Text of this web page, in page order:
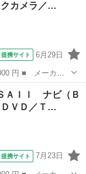
クカメラ／…
提携サイト 6月29日
： １．０ＣＬ
／ＥＴＣ／社外
ＡＩＩ ナビ（Ｂ
ＤＶＤ／Ｔ…
提携サイト 7月23日